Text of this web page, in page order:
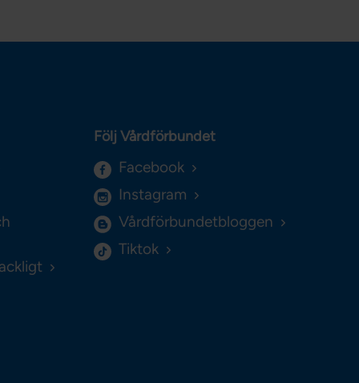
Följ Vårdförbundet
Facebook
Instagram
Vårdförbundetbloggen
Tiktok